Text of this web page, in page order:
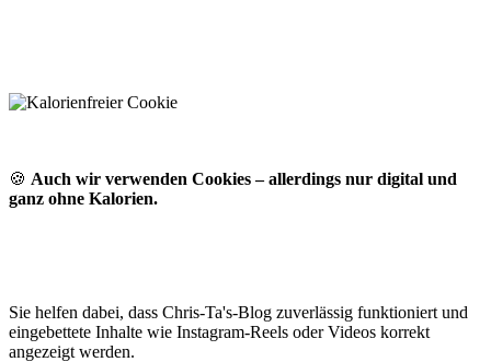
🍪 Auch wir verwenden Cookies – allerdings nur digital und
ganz ohne Kalorien.
Sie helfen dabei, dass Chris-Ta's-Blog zuverlässig funktioniert und
eingebettete Inhalte wie Instagram-Reels oder Videos korrekt
angezeigt werden.